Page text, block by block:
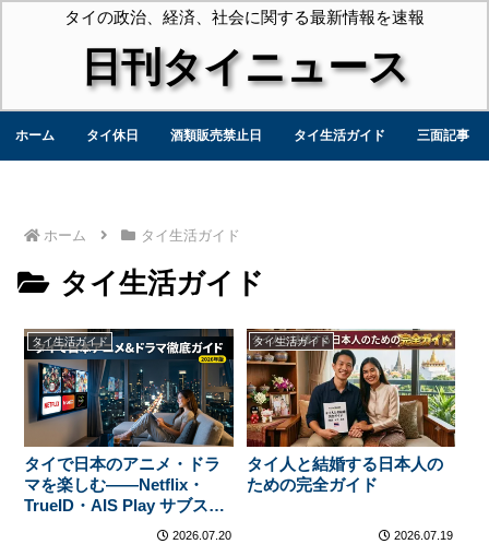
タイの政治、経済、社会に関する最新情報を速報
日刊タイニュース
ホーム タイ休日 酒類販売禁止日 タイ生活ガイド 三面記事
ホーム タイ生活ガイド
タイ生活ガイド
タイ生活ガイド
タイで日本のアニメ・ドラ
マを楽しむ——Netflix・
TrueID・AIS Play サブスク
徹底特集【2026年版】2026.07.20
タイ生活ガイド
タイ人と結婚する日本人の
ための完全ガイド
2026.07.19